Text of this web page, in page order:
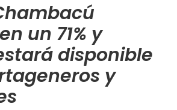
un 71% y
disponible
y